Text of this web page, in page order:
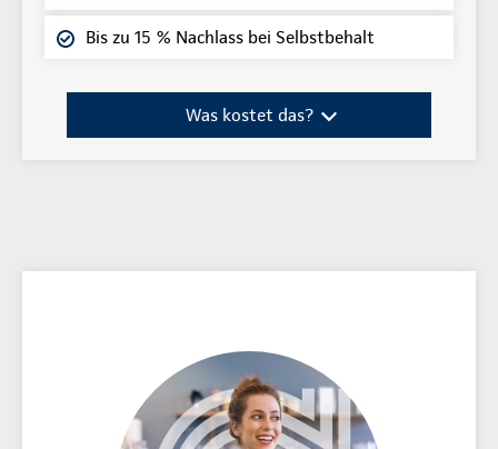
Bis zu 15 % Nachlass bei Selbstbehalt
Was kostet das?